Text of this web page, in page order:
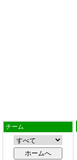
チーム